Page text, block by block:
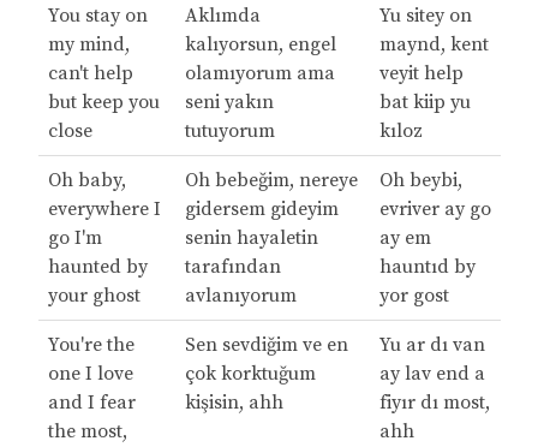
You stay on
my mind,
can't help
but keep you
close
Aklımda
kalıyorsun, engel
olamıyorum ama
seni yakın
tutuyorum
Yu sitey on
maynd, kent
veyit help
bat kiip yu
kıloz
Oh baby,
everywhere I
go I'm
haunted by
your ghost
Oh bebeğim, nereye
gidersem gideyim
senin hayaletin
tarafından
avlanıyorum
Oh beybi,
evriver ay go
ay em
hauntıd by
yor gost
You're the
one I love
and I fear
the most,
Sen sevdiğim ve en
çok korktuğum
kişisin, ahh
Yu ar dı van
ay lav end a
fiyır dı most,
ahh